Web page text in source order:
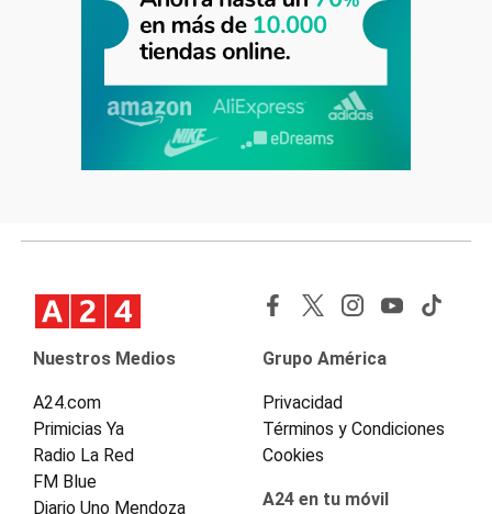
Nuestros Medios
A24.com
Primicias Ya
Radio La Red
FM Blue
Diario Uno Mendoza
Grupo América
Privacidad
Términos y Condiciones
Cookies
A24 en tu móvil